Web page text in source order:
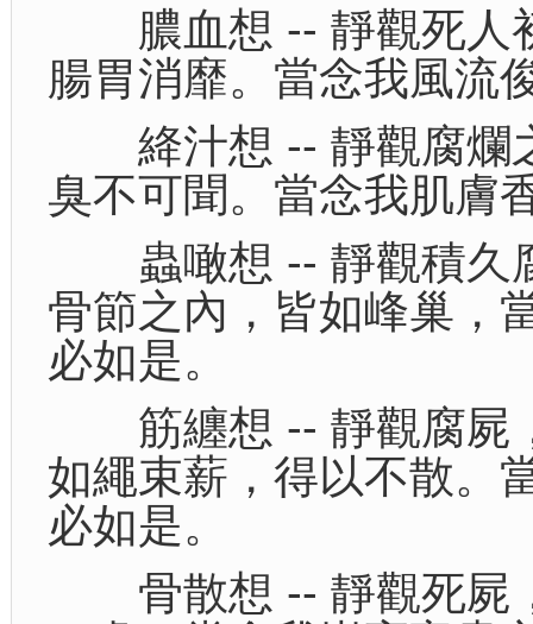
膿血想 -- 靜觀死人
腸胃消靡。當念我風流
絳汁想 -- 靜觀腐爛
臭不可聞。當念我肌膚
蟲噉想 -- 靜觀積久
骨節之內，皆如峰巢，
必如是。
筋纏想 -- 靜觀腐屍
如繩束薪，得以不散。
必如是。
骨散想 -- 靜觀死屍